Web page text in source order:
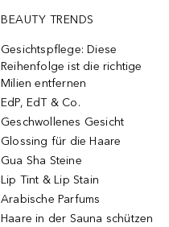
BEAUTY TRENDS
Gesichtspflege: Diese
Reihenfolge ist die richtige
Milien entfernen
EdP, EdT & Co.
Geschwollenes Gesicht
Glossing für die Haare
Gua Sha Steine
Lip Tint & Lip Stain
Arabische Parfums
Haare in der Sauna schützen